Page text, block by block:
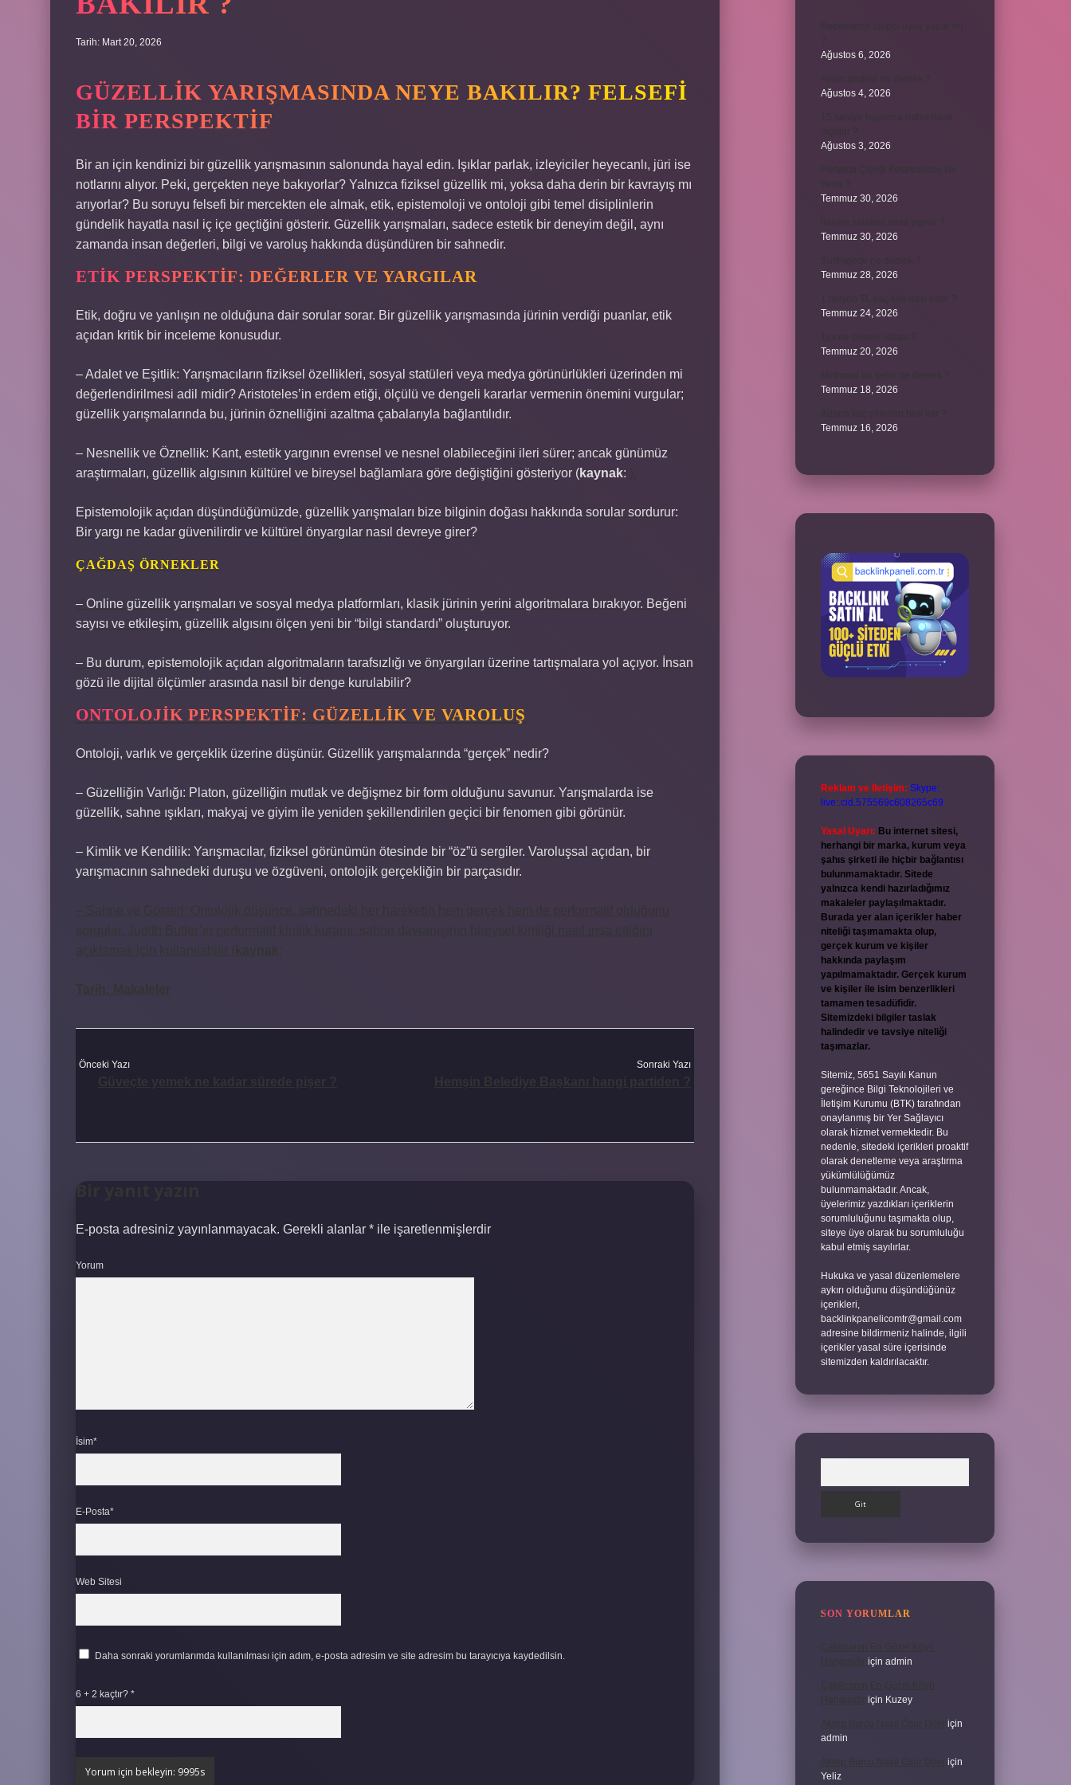
Tarih: Mart 20, 2026
GÜZELLIK YARIŞMASINDA NEYE BAKILIR? FELSEFI
BIR PERSPEKTIF
Bir an için kendinizi bir güzellik yarışmasının salonunda hayal edin. Işıklar parlak, izleyiciler heyecanlı, jüri ise
notlarını alıyor. Peki, gerçekten neye bakıyorlar? Yalnızca fiziksel güzellik mi, yoksa daha derin bir kavrayış mı
arıyorlar? Bu soruyu felsefi bir mercekten ele almak, etik, epistemoloji ve ontoloji gibi temel disiplinlerin
gündelik hayatla nasıl iç içe geçtiğini gösterir. Güzellik yarışmaları, sadece estetik bir deneyim değil, aynı
zamanda insan değerleri, bilgi ve varoluş hakkında düşündüren bir sahnedir.
ETIK PERSPEKTIF: DEĞERLER VE YARGILAR
Etik, doğru ve yanlışın ne olduğuna dair sorular sorar. Bir güzellik yarışmasında jürinin verdiği puanlar, etik
açıdan kritik bir inceleme konusudur.
– Adalet ve Eşitlik: Yarışmacıların fiziksel özellikleri, sosyal statüleri veya medya görünürlükleri üzerinden mi
değerlendirilmesi adil midir? Aristoteles’in erdem etiği, ölçülü ve dengeli kararlar vermenin önemini vurgular;
güzellik yarışmalarında bu, jürinin öznelliğini azaltma çabalarıyla bağlantılıdır.
– Nesnellik ve Öznellik: Kant, estetik yargının evrensel ve nesnel olabileceğini ileri sürer; ancak günümüz
araştırmaları, güzellik algısının kültürel ve bireysel bağlamlara göre değiştiğini gösteriyor (kaynak:
Epistemolojik açıdan düşündüğümüzde, güzellik yarışmaları bize bilginin doğası hakkında sorular sordurur:
Bir yargı ne kadar güvenilirdir ve kültürel önyargılar nasıl devreye girer?
ÇAĞDAŞ ÖRNEKLER
– Online güzellik yarışmaları ve sosyal medya platformları, klasik jürinin yerini algoritmalara bırakıyor. Beğeni
sayısı ve etkileşim, güzellik algısını ölçen yeni bir “bilgi standardı” oluşturuyor.
– Bu durum, epistemolojik açıdan algoritmaların tarafsızlığı ve önyargıları üzerine tartışmalara yol açıyor. İnsan
gözü ile dijital ölçümler arasında nasıl bir denge kurulabilir?
ONTOLOJIK PERSPEKTIF: GÜZELLIK VE VAROLUŞ
Ontoloji, varlık ve gerçeklik üzerine düşünür. Güzellik yarışmalarında “gerçek” nedir?
– Güzelliğin Varlığı: Platon, güzelliğin mutlak ve değişmez bir form olduğunu savunur. Yarışmalarda ise
güzellik, sahne ışıkları, makyaj ve giyim ile yeniden şekillendirilen geçici bir fenomen gibi görünür.
– Kimlik ve Kendilik: Yarışmacılar, fiziksel görünümün ötesinde bir “öz”ü sergiler. Varoluşsal açıdan, bir
yarışmacının sahnedeki duruşu ve özgüveni, ontolojik gerçekliğin bir parçasıdır.
– Sahne ve Gösteri: Ontolojik düşünce, sahnedeki her hareketin hem gerçek hem de performatif olduğunu
sorgular. Judith Butler’ın performatif kimlik kuramı, sahne davranışının bireysel kimliği nasıl inşa ettiğini
açıklamak için kullanılabilir ( kaynak:
Tarih: Makaleler
Önceki Yazı Sonraki Yazı
Bir yanıt yazın
E-posta adresiniz yayınlanmayacak. Gerekli alanlar * ile işaretlenmişlerdir
Yorum
İsim*
E-Posta*
Web Sitesi
Daha sonraki yorumlarımda kullanılması için adım, e-posta adresim ve site adresim bu tarayıcıya kaydedilsin.
6 + 2 kaçtır? *
Ağustos 6, 2026
Ağustos 4, 2026
Ağustos 3, 2026
Temmuz 30, 2026
Temmuz 30, 2026
Temmuz 28, 2026
Temmuz 24, 2026
Temmuz 20, 2026
Temmuz 18, 2026
Temmuz 16, 2026
Reklam ve İletişim: Skype:
live:.cid.575569c608265c69
Yasal Uyarı: Bu internet sitesi,
herhangi bir marka, kurum veya
şahıs şirketi ile hiçbir bağlantısı
bulunmamaktadır. Sitede
yalnızca kendi hazırladığımız
makaleler paylaşılmaktadır.
Burada yer alan içerikler haber
niteliği taşımamakta olup,
gerçek kurum ve kişiler
hakkında paylaşım
yapılmamaktadır. Gerçek kurum
ve kişiler ile isim benzerlikleri
tamamen tesadüfidir.
Sitemizdeki bilgiler taslak
halindedir ve tavsiye niteliği
taşımazlar.
Sitemiz, 5651 Sayılı Kanun
gereğince Bilgi Teknolojileri ve
İletişim Kurumu (BTK) tarafından
onaylanmış bir Yer Sağlayıcı
olarak hizmet vermektedir. Bu
nedenle, sitedeki içerikleri proaktif
olarak denetleme veya araştırma
yükümlülüğümüz
bulunmamaktadır. Ancak,
üyelerimiz yazdıkları içeriklerin
sorumluluğunu taşımakta olup,
siteye üye olarak bu sorumluluğu
kabul etmiş sayılırlar.
Hukuka ve yasal düzenlemelere
aykırı olduğunu düşündüğünüz
içerikleri,
backlinkpanelicomtr@gmail.com
adresine bildirmeniz halinde, ilgili
içerikler yasal süre içerisinde
sitemizden kaldırılacaktır.
SON YORUMLAR
Çatalcanın En Güzel Köyü
Hangisidir için admin
Çatalcanın En Güzel Köyü
Hangisidir için Kuzey
Akrep Burcu Nasıl Özür Diler için
admin
Akrep Burcu Nasıl Özür Diler için
Yeliz